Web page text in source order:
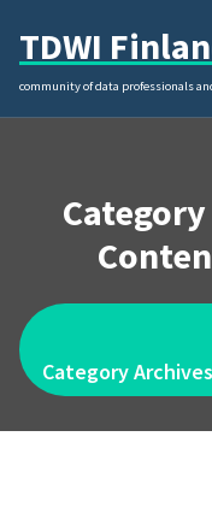
content
TDWI
community of data professionals
Category